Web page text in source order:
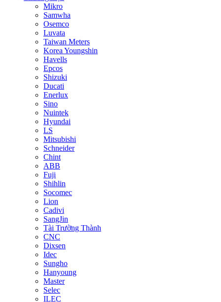
Mikro
Samwha
Osemco
Luvata
Taiwan Meters
Korea Youngshin
Havells
Epcos
Shizuki
Ducati
Enerlux
Sino
Nuintek
Hyundai
LS
Mitsubishi
Schneider
Chint
ABB
Fuji
Shihlin
Socomec
Lion
Cadivi
SangJin
Tài Trường Thành
CNC
Dixsen
Idec
Sungho
Hanyoung
Master
Selec
ILEC